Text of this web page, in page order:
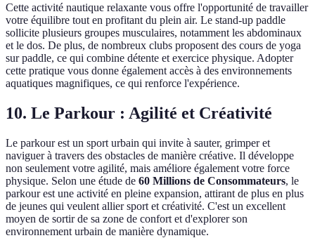
Cette activité nautique relaxante vous offre l'opportunité de travailler
votre équilibre tout en profitant du plein air. Le stand-up paddle
sollicite plusieurs groupes musculaires, notamment les abdominaux
et le dos. De plus, de nombreux clubs proposent des cours de yoga
sur paddle, ce qui combine détente et exercice physique. Adopter
cette pratique vous donne également accès à des environnements
aquatiques magnifiques, ce qui renforce l'expérience.
10. Le Parkour : Agilité et Créativité
Le parkour est un sport urbain qui invite à sauter, grimper et
naviguer à travers des obstacles de manière créative. Il développe
non seulement votre agilité, mais améliore également votre force
physique. Selon une étude de 60 Millions de Consommateurs, le
parkour est une activité en pleine expansion, attirant de plus en plus
de jeunes qui veulent allier sport et créativité. C'est un excellent
moyen de sortir de sa zone de confort et d'explorer son
environnement urbain de manière dynamique.